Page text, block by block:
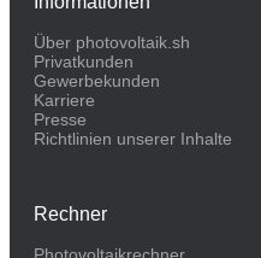
Über photovoltaik.sh
Privatkunden
Gewerbekunden
Karriere
Presse
Richtlinien unserer Inhalte
Rechner